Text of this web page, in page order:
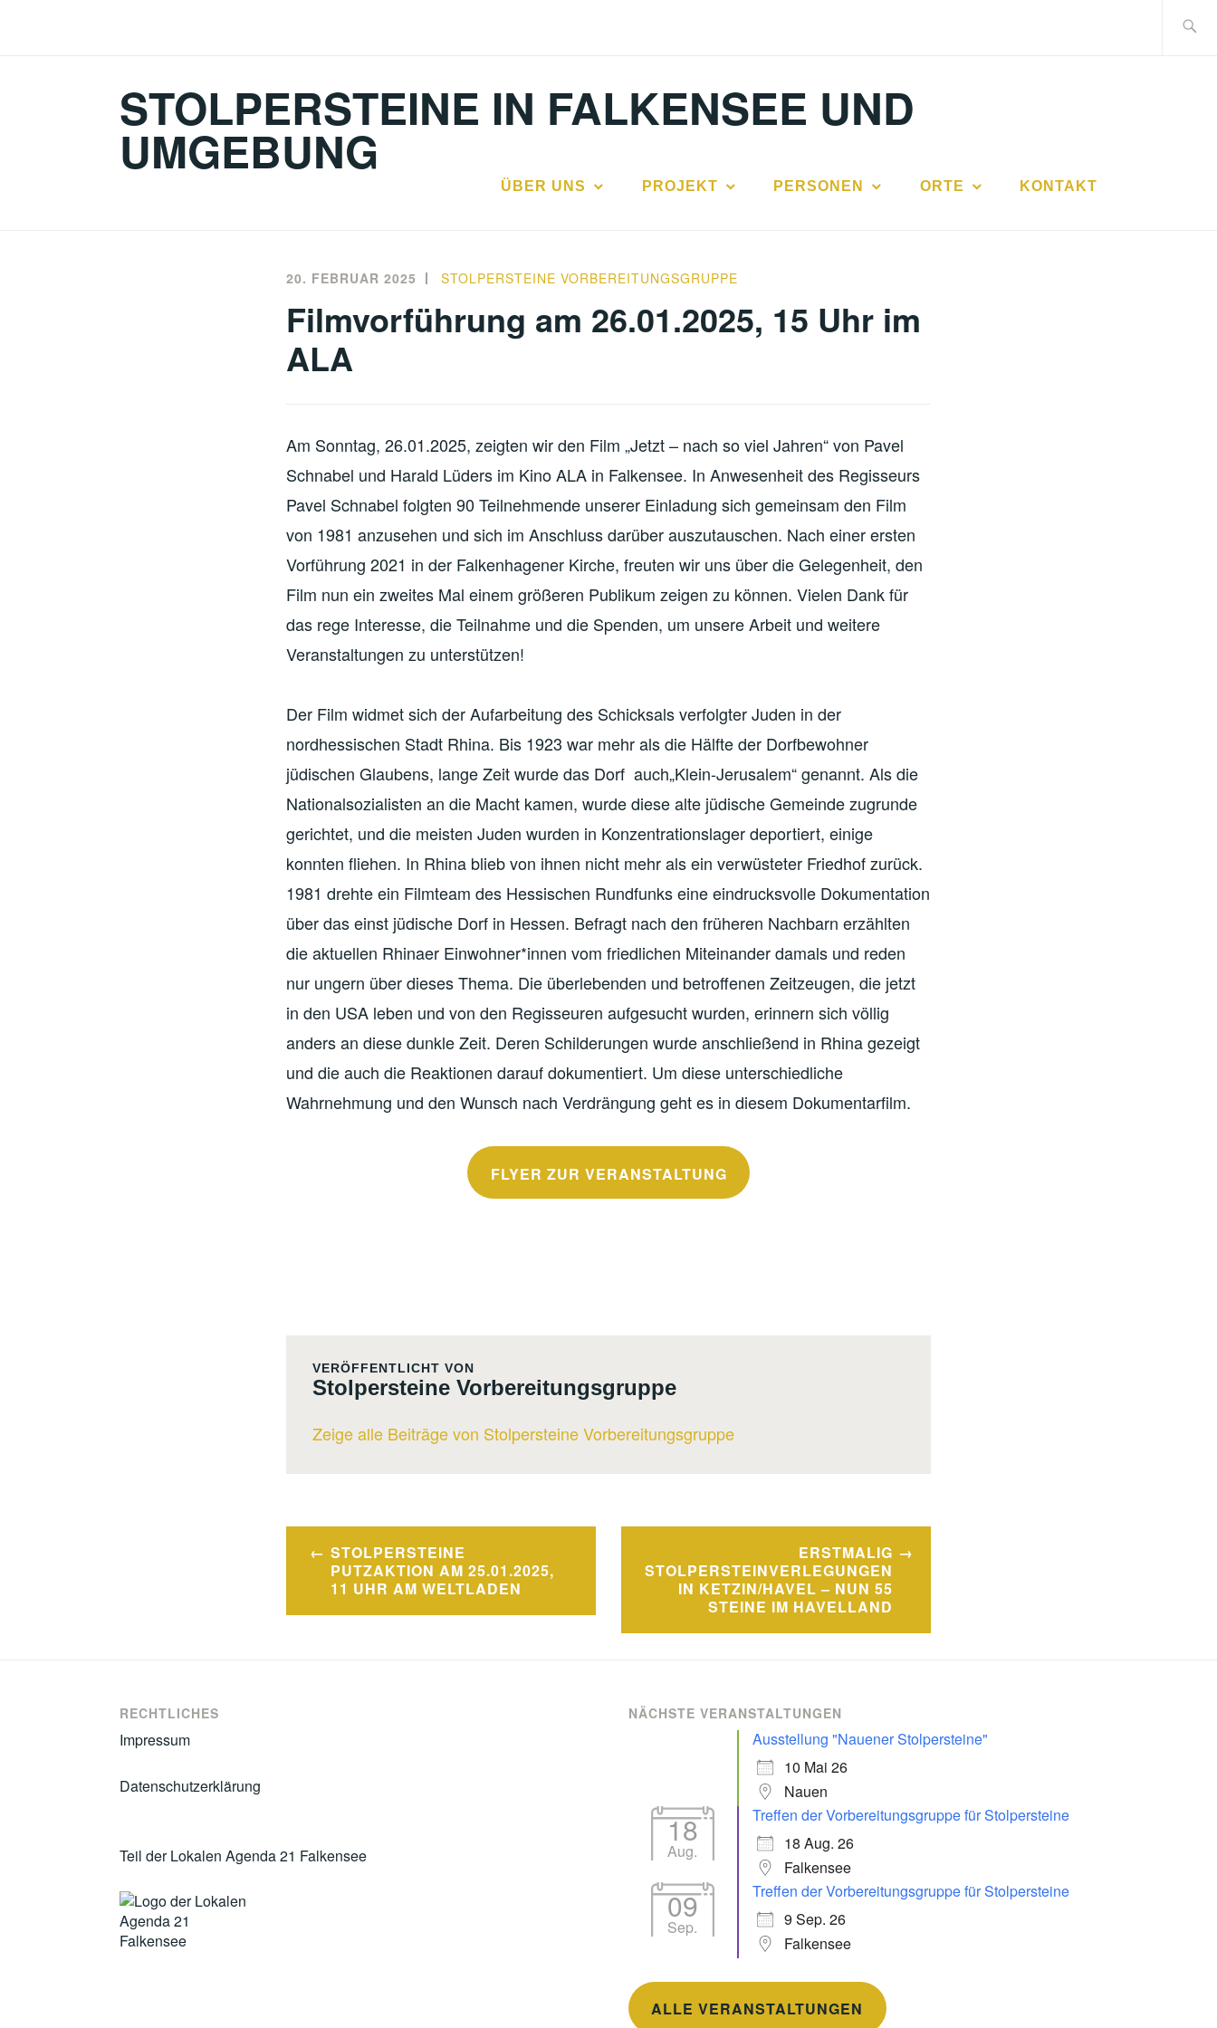
nach:
STOLPERSTEINE IN FALKENSEE UND
UMGEBUNG
ÜBER UNS PROJEKT PERSONEN ORTE KONTAKT
20. FEBRUAR 2025 STOLPERSTEINE VORBEREITUNGSGRUPPE
Filmvorführung am 26.01.2025, 15 Uhr im
ALA
Am Sonntag, 26.01.2025, zeigten wir den Film „Jetzt – nach so viel Jahren“ von Pavel
Schnabel und Harald Lüders im Kino ALA in Falkensee. In Anwesenheit des Regisseurs
Pavel Schnabel folgten 90 Teilnehmende unserer Einladung sich gemeinsam den Film
von 1981 anzusehen und sich im Anschluss darüber auszutauschen. Nach einer ersten
Vorführung 2021 in der Falkenhagener Kirche, freuten wir uns über die Gelegenheit, den
Film nun ein zweites Mal einem größeren Publikum zeigen zu können. Vielen Dank für
das rege Interesse, die Teilnahme und die Spenden, um unsere Arbeit und weitere
Veranstaltungen zu unterstützen!
Der Film widmet sich der Aufarbeitung des Schicksals verfolgter Juden in der
nordhessischen Stadt Rhina. Bis 1923 war mehr als die Hälfte der Dorfbewohner
jüdischen Glaubens, lange Zeit wurde das Dorf auch„Klein-Jerusalem“ genannt. Als die
Nationalsozialisten an die Macht kamen, wurde diese alte jüdische Gemeinde zugrunde
gerichtet, und die meisten Juden wurden in Konzentrationslager deportiert, einige
konnten fliehen. In Rhina blieb von ihnen nicht mehr als ein verwüsteter Friedhof zurück.
1981 drehte ein Filmteam des Hessischen Rundfunks eine eindrucksvolle Dokumentation
über das einst jüdische Dorf in Hessen. Befragt nach den früheren Nachbarn erzählten
die aktuellen Rhinaer Einwohner*innen vom friedlichen Miteinander damals und reden
nur ungern über dieses Thema. Die überlebenden und betroffenen Zeitzeugen, die jetzt
in den USA leben und von den Regisseuren aufgesucht wurden, erinnern sich völlig
anders an diese dunkle Zeit. Deren Schilderungen wurde anschließend in Rhina gezeigt
und die auch die Reaktionen darauf dokumentiert. Um diese unterschiedliche
Wahrnehmung und den Wunsch nach Verdrängung geht es in diesem Dokumentarfilm.
FLYER ZUR VERANSTALTUNG
VERÖFFENTLICHT VON
Stolpersteine Vorbereitungsgruppe
Zeige alle Beiträge von Stolpersteine Vorbereitungsgruppe
Beitragsnavigation
STOLPERSTEINE
PUTZAKTION AM 25.01.2025,
11 UHR AM WELTLADEN
ERSTMALIG
STOLPERSTEINVERLEGUNGEN
IN KETZIN/HAVEL – NUN 55
STEINE IM HAVELLAND
RECHTLICHES
Impressum
Datenschutzerklärung
Teil der Lokalen Agenda 21 Falkensee
NÄCHSTE VERANSTALTUNGEN
Ausstellung "Nauener Stolpersteine"
10 Mai 26
Nauen
18
Aug.
Treffen der Vorbereitungsgruppe für Stolpersteine
18 Aug. 26
Falkensee
09
Sep.
Treffen der Vorbereitungsgruppe für Stolpersteine
9 Sep. 26
Falkensee
ALLE VERANSTALTUNGEN